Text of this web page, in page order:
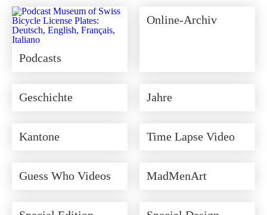
Podcasts
Online-Archiv
Geschichte Jahre
Kantone Time Lapse Video
Guess Who Videos MadMenArt